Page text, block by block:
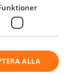
ALLA